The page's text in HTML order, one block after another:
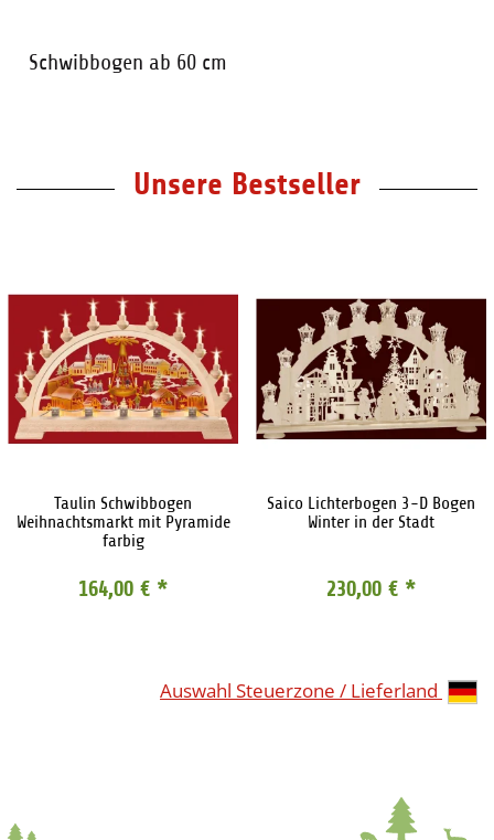
Schwibbogen ab 60 cm
Unsere Bestseller
Taulin Schwibbogen
Weihnachtsmarkt mit Pyramide
farbig
164,00 € *
Saico Lichterbogen 3-D Bogen
Winter in der Stadt
230,00 € *
Auswahl Steuerzone / Lieferland